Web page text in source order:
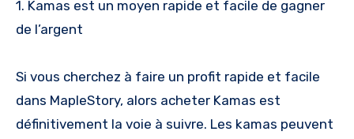
1. Kamas est un moyen rapide et facile de gagner
de l’argent
Si vous cherchez à faire un profit rapide et facile
dans MapleStory, alors acheter Kamas est
définitivement la voie à suivre. Les kamas peuvent